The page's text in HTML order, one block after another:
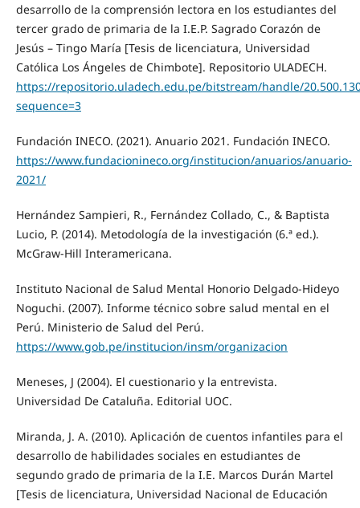
desarrollo de la comprensión lectora en los estudiantes del
tercer grado de primaria de la I.E.P. Sagrado Corazón de
Jesús – Tingo María [Tesis de licenciatura, Universidad
Católica Los Ángeles de Chimbote]. Repositorio ULADECH.
https://repositorio.uladech.edu.pe/bitstream/handle/20.500.13032/
sequence=3
Fundación INECO. (2021). Anuario 2021. Fundación INECO.
https://www.fundacionineco.org/institucion/anuarios/anuario-
2021/
Hernández Sampieri, R., Fernández Collado, C., & Baptista
Lucio, P. (2014). Metodología de la investigación (6.ª ed.).
McGraw-Hill Interamericana.
Instituto Nacional de Salud Mental Honorio Delgado-Hideyo
Noguchi. (2007). Informe técnico sobre salud mental en el
Perú. Ministerio de Salud del Perú.
https://www.gob.pe/institucion/insm/organizacion
Meneses, J (2004). El cuestionario y la entrevista.
Universidad De Cataluña. Editorial UOC.
Miranda, J. A. (2010). Aplicación de cuentos infantiles para el
desarrollo de habilidades sociales en estudiantes de
segundo grado de primaria de la I.E. Marcos Durán Martel
[Tesis de licenciatura, Universidad Nacional de Educación